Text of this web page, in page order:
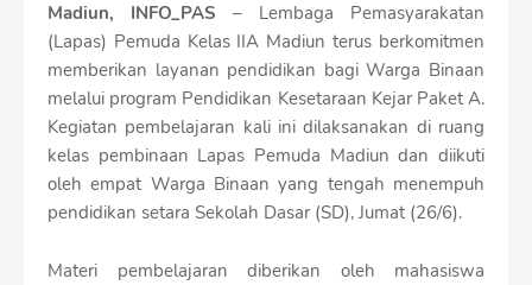
Madiun, INFO_PAS – Lembaga Pemasyarakatan
(Lapas) Pemuda Kelas IIA Madiun terus berkomitmen
memberikan layanan pendidikan bagi Warga Binaan
melalui program Pendidikan Kesetaraan Kejar Paket A.
Kegiatan pembelajaran kali ini dilaksanakan di ruang
kelas pembinaan Lapas Pemuda Madiun dan diikuti
oleh empat Warga Binaan yang tengah menempuh
pendidikan setara Sekolah Dasar (SD), Jumat (26/6).
Materi pembelajaran diberikan oleh mahasiswa
g
n
W
t
h
S
h
r
o
f